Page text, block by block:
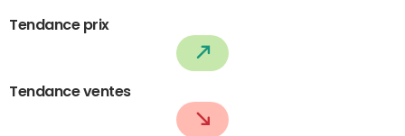
Tendance prix
Tendance ventes